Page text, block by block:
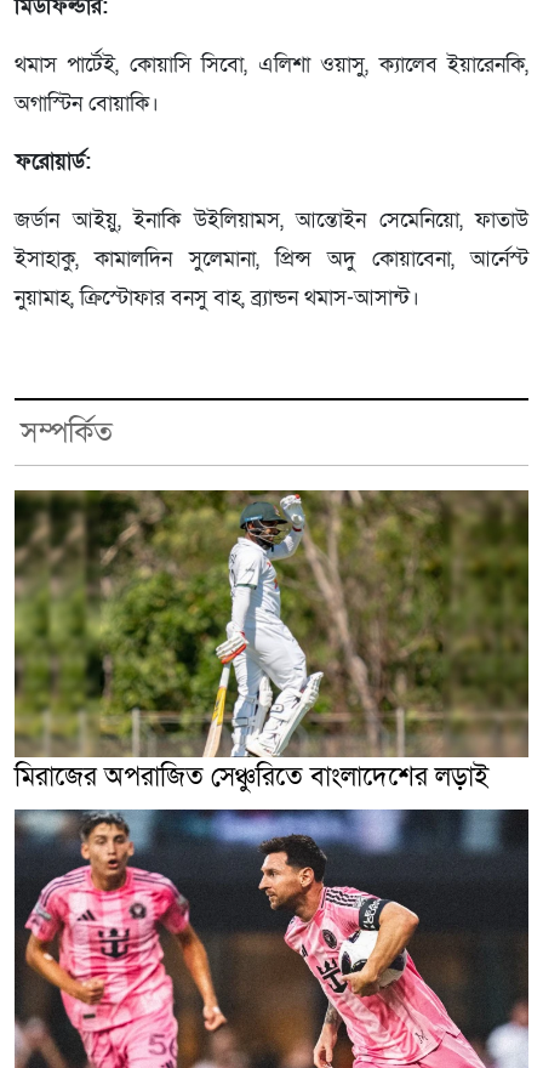
মিডফিল্ডার:
থমাস পার্টেই, কোয়াসি সিবো, এলিশা ওয়াসু, ক্যালেব ইয়ারেনকি,
অগাস্টিন বোয়াকি।
ফরোয়ার্ড:
জর্ডান আইয়ু, ইনাকি উইলিয়ামস, আন্তোইন সেমেনিয়ো, ফাতাউ
ইসাহাকু, কামালদিন সুলেমানা, প্রিন্স অদু কোয়াবেনা, আর্নেস্ট
নুয়ামাহ, ক্রিস্টোফার বনসু বাহ, ব্র্যান্ডন থমাস-আসান্ট।
সম্পর্কিত
মিরাজের অপরাজিত সেঞ্চুরিতে বাংলাদেশের লড়াই